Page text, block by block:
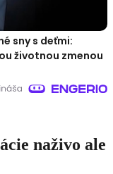
sny s deťmi:
životnou zmenou
naživo ale